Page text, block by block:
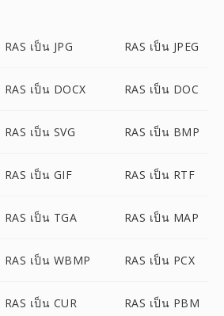
RAS เป็น JPG RAS เป็น JPEG
RAS เป็น DOCX RAS เป็น DOC
RAS เป็น SVG RAS เป็น BMP
RAS เป็น GIF RAS เป็น RTF
RAS เป็น TGA RAS เป็น MAP
RAS เป็น WBMP RAS เป็น PCX
RAS เป็น CUR RAS เป็น PBM